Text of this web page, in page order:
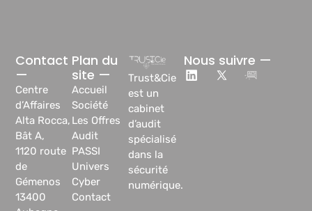
Trust&Cie
est un
cabinet
d’audit
spécialisé
dans la
sécurité
numérique.
Plan du
site —
Accueil
Société
Les Offres
Audit
PASSI
Univers
Cyber
Contact
Contact
—
Centre
d’Affaires
Alta Rocca,
Bât A,
1120 route
de
Gémenos
13400
Nous suivre —